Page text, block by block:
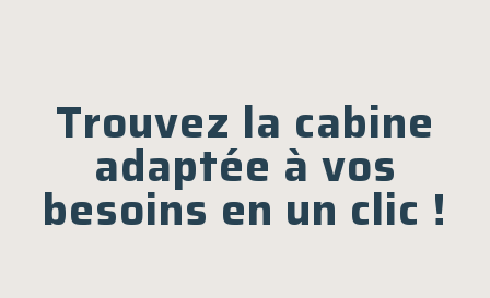
Trouvez la cabine
adaptée à vos
besoins en un clic !